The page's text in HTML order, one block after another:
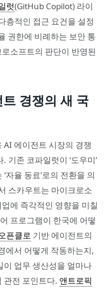
럿(GitHub Copilot) 라이
층적인 접근 요건을 설정
권한에 비례하는 보안 통
소프트의 판단이 반영된
경쟁의 새 국
에이전트 시장의 경쟁
기존 코파일럿이 ‘도우미’
자율 동료’로의 전환을 의
스카우트는 마이크로소
에 즉각적인 영향을 미칠
프로그램이 한국에 어떻
픈클로 기반 에이전트의
에서 어떻게 작동하는지,
이 업무 생산성을 얼마나
관전 포인트다. 앤트로픽